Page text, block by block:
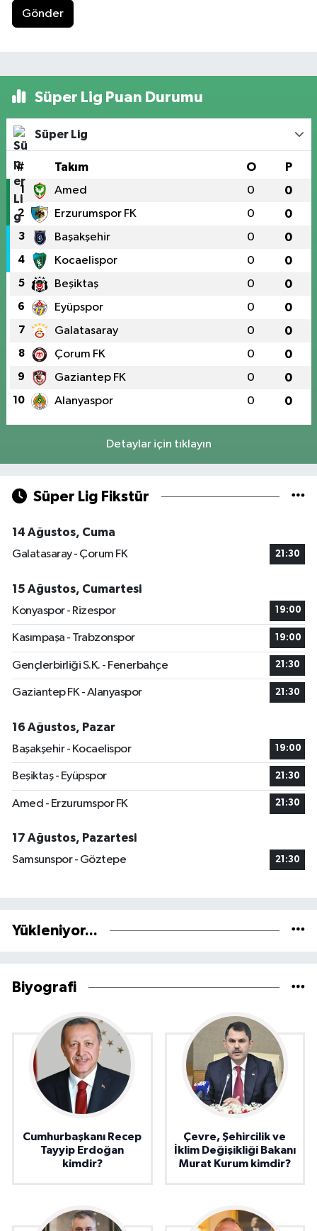
Gönder
Süper Lig Puan Durumu
Süper Lig
# Takım O P
1 Amed 0 0
2 Erzurumspor FK 0 0
3 Başakşehir 0 0
4 Kocaelispor 0 0
5 Beşiktaş 0 0
6 Eyüpspor 0 0
7 Galatasaray 0 0
8 Çorum FK 0 0
9 Gaziantep FK 0 0
10 Alanyaspor 0 0
Detaylar için tıklayın
Süper Lig Fikstür
14 Ağustos, Cuma
Galatasaray - Çorum FK
21:30
15 Ağustos, Cumartesi
Konyaspor - Rizespor
19:00
Kasımpaşa - Trabzonspor 19:00
Gençlerbirliği S.K. - Fenerbahçe 21:30
Gaziantep FK - Alanyaspor 21:30
16 Ağustos, Pazar
Başakşehir - Kocaelispor
19:00
Beşiktaş - Eyüpspor 21:30
Amed - Erzurumspor FK 21:30
17 Ağustos, Pazartesi
Samsunspor - Göztepe
21:30
Yükleniyor...
Biyografi
Cumhurbaşkanı Recep
Tayyip Erdoğan
kimdir?
Çevre, Şehircilik ve
İklim Değişikliği Bakanı
Murat Kurum kimdir?